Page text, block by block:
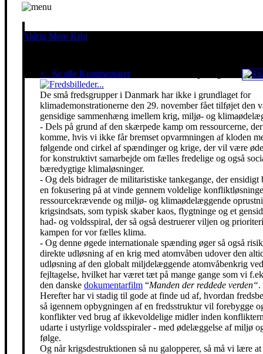
Aldrig Mere Krig
< Se alle KommentarerRed klimaet - stop krigen!
De små fredsgrupper i Danmark har ikke i grundlaget for
klimademonstrationerne den 29. november fået tilføjet den
gensidige sammenhæng imellem krig, miljø- og
- Dels på grund af den skærpede kamp om ressourcerne,
komme, hvis vi ikke får bremset opvarmningen af kloden
følgende ond cirkel af spændinger og krige, der vil være
for konstruktivt samarbejde om fælles fredelige og også
bæredygtige klimaløsninger.
- Og dels bidrager de militaristiske tankegange, der ensidigt
en fokusering på at vinde gennem voldelige
ressourcekrævende og miljø- og klimaødelæggende
krigsindsats, som typisk skaber kaos, flygtninge og et
had- og voldsspiral, der så også destruerer viljen og
kampen for vor fælles klima.
- Og denne øgede internationale spænding øger så også
direkte udløsning af en krig med atomvåben udover den
udløsning af den globalt miljdelæggende atomvåbenkrig
fejltagelse, hvilket har været tæt på mange gange som vi
den danske dokumentarfilm “Manden der reddede verden“.
Herefter har vi stadig til gode at finde ud af, hvordan
så igennem opbygningen af en fredsstruktur vil forebygge
konflikter ved brug af ikkevoldelige midler inden
udarte i ustyrlige voldsspiraler - med ødelæggelse af miljø
følge.
Og når krigsdestruktionen så nu galopperer, så må vi lære